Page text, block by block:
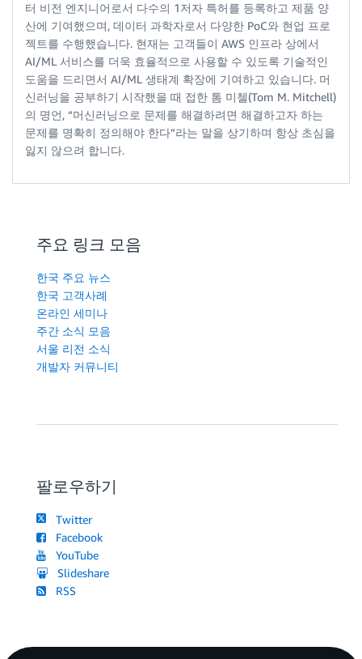
터 비전 엔지니어로서 다수의 1저자 특허를 등록하고 제품 양
산에 기여했으며, 데이터 과학자로서 다양한 PoC와 현업 프로
젝트를 수행했습니다. 현재는 고객들이 AWS 인프라 상에서
AI/ML 서비스를 더욱 효율적으로 사용할 수 있도록 기술적인
도움을 드리면서 AI/ML 생태계 확장에 기여하고 있습니다. 머
신러닝을 공부하기 시작했을 때 접한 톰 미첼(Tom M. Mitchell)
의 명언, “머신러닝으로 문제를 해결하려면 해결하고자 하는
문제를 명확히 정의해야 한다”라는 말을 상기하며 항상 초심을
잃지 않으려 합니다.
주요 링크 모음
한국 주요 뉴스
한국 고객사례
온라인 세미나
주간 소식 모음
서울 리전 소식
개발자 커뮤니티
팔로우하기
Twitter
Facebook
YouTube
Slideshare
RSS